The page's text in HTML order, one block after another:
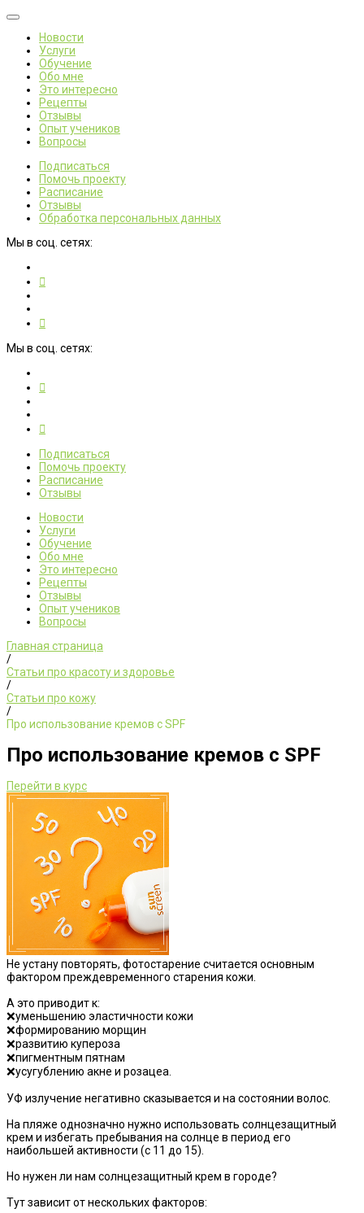
Новости
Услуги
Обучение
Обо мне
Это интересно
Рецепты
Отзывы
Опыт учеников
Вопросы
Подписаться
Помочь проекту
Расписание
Отзывы
Обработка персональных данных
Мы в соц. сетях:
Мы в соц. сетях:
Подписаться
Помочь проекту
Расписание
Отзывы
Новости
Услуги
Обучение
Обо мне
Это интересно
Рецепты
Отзывы
Опыт учеников
Вопросы
Главная страница
/
Статьи про красоту и здоровье
/
Статьи про кожу
/
Про использование кремов с SPF
Про использование кремов с SPF
Перейти в курс
Не устану повторять, фотостарение считается основным
фактором преждевременного старения кожи.
А это приводит к:
❌уменьшению эластичности кожи
❌формированию морщин
❌развитию купероза
❌пигментным пятнам
❌усугублению акне и розацеа.
УФ излучение негативно сказывается и на состоянии волос.
На пляже однозначно нужно использовать солнцезащитный
крем и избегать пребывания на солнце в период его
наибольшей активности (с 11 до 15).
Но нужен ли нам солнцезащитный крем в городе?
Тут зависит от нескольких факторов: